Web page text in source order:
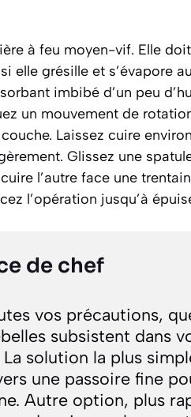
à feu moyen-vif. Elle
elle grésille et s’évapore
imbibé d’un peu
un mouvement de
Laissez cuire
Glissez une
l’autre face une
l’opération jusqu’à
de chef
vos précautions,
subsistent dans
solution la plus
une passoire fine
Autre option, plus